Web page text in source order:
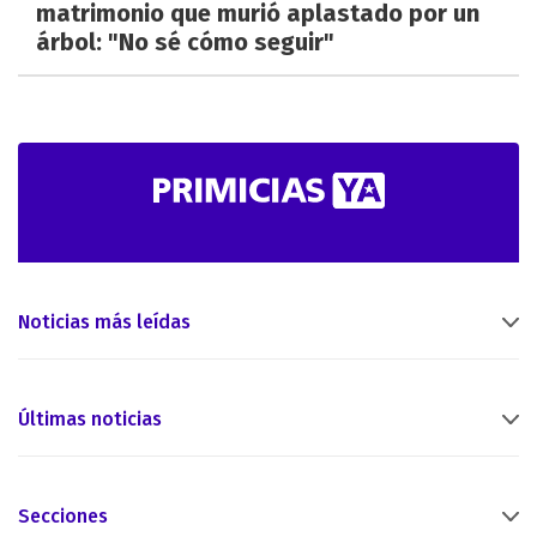
matrimonio que murió aplastado por un
árbol: "No sé cómo seguir"
Noticias más leídas
Últimas noticias
Secciones